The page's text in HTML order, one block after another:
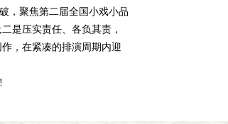
，聚焦第二届全国小戏小品
是压实责任、各负其责，
，在紧凑的排演周期内迎